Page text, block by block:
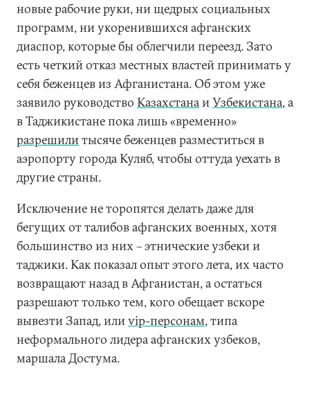
новые рабочие руки, ни щедрых социальных
программ, ни укоренившихся афганских
диаспор, которые бы облегчили переезд. Зато
есть четкий отказ местных властей принимать у
себя беженцев из Афганистана. Об этом уже
заявило руководство КазахстанаиУзбекистана, а
в Таджикистане пока лишь «временно»
разрешилитысяче беженцев разместиться в
аэропорту города Куляб, чтобы оттуда уехать в
другие страны.
Исключение не торопятся делать даже для
бегущих от талибов афганских военных, хотя
большинство из них – этнические узбеки и
таджики. Как показал опыт этого лета, их часто
возвращают назад в Афганистан, а остаться
разрешают только тем, кого обещает вскоре
вывезти Запад, илиvip-персонам, типа
неформального лидера афганских узбеков,
маршала Достума.